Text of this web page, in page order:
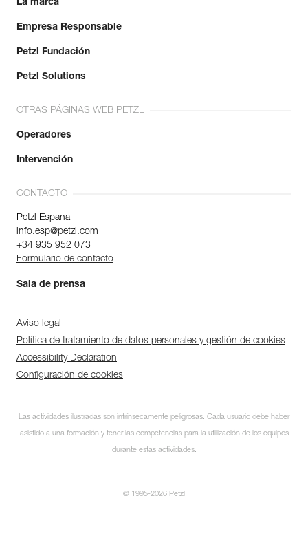
La marca
Empresa Responsable
Petzl Fundación
Petzl Solutions
OTRAS PÁGINAS WEB PETZL
Operadores
Intervención
CONTACTO
Petzl Espana
info.esp@petzl.com
+34 935 952 073
Formulario de contacto
Sala de prensa
Aviso legal
Política de tratamiento de datos personales y gestión de cookies
Accessibility Declaration
Configuración de cookies
Las actividades ilustradas son intrínsecamente peligrosas. Cada usuario debe haber
asistido a una formación y tener las competencias para la utilización de los equipos
durante estas actividades.
© 1995-2026 Petzl